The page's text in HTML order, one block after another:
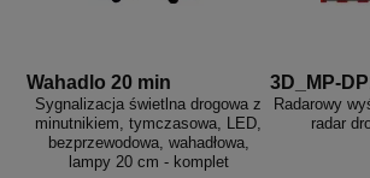
Wahadlo 20 min
Sygnalizacja świetlna drogowa z
minutnikiem, tymczasowa, LED,
bezprzewodowa, wahadłowa,
lampy 20 cm - komplet
3D_MP-
Radarowy
radar